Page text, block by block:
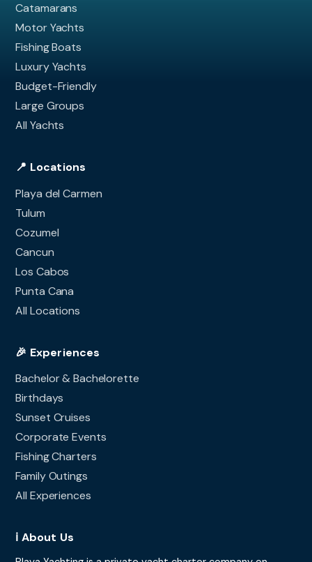
Catamarans
Motor Yachts
Fishing Boats
Luxury Yachts
Budget-Friendly
Large Groups
All Yachts
📍 Locations
Playa del Carmen
Tulum
Cozumel
Cancun
Los Cabos
Punta Cana
All Locations
🎉 Experiences
Bachelor & Bachelorette
Birthdays
Sunset Cruises
Corporate Events
Fishing Charters
Family Outings
All Experiences
ℹ️ About Us